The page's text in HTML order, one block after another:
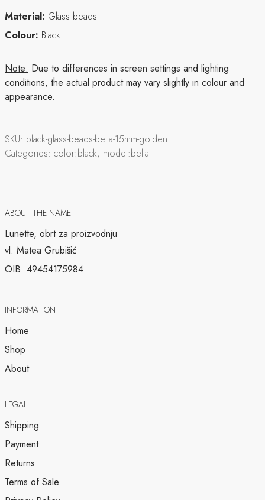
Material: Glass beads
Colour: Black
Note: Due to differences in screen settings and lighting
conditions, the actual product may vary slightly in colour and
appearance.
SKU: black-glass-beads-bella-15mm-golden
Categories: color:black, model:bella
ABOUT THE NAME
Lunette, obrt za proizvodnju
vl. Matea Grubišić
OIB: 49454175984
INFORMATION
Home
Shop
About
LEGAL
Shipping
Payment
Returns
Terms of Sale